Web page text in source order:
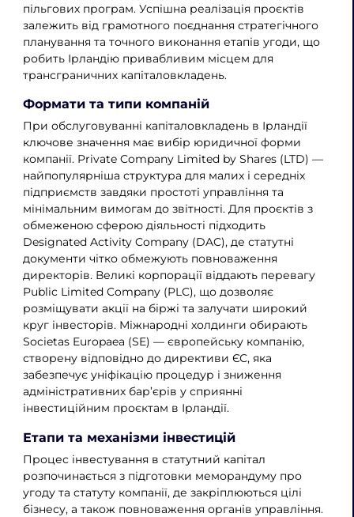
пільгових програм. Успішна реалізація проєктів
залежить від грамотного поєднання стратегічного
планування та точного виконання етапів угоди, що
робить Ірландію привабливим місцем для
трансграничних капіталовкладень.
Формати та типи компаній
При обслуговуванні капіталовкладень в Ірландії
ключове значення має вибір юридичної форми
компанії. Private Company Limited by Shares (LTD) —
найпопулярніша структура для малих і середніх
підприємств завдяки простоті управління та
мінімальним вимогам до звітності. Для проєктів з
обмеженою сферою діяльності підходить
Designated Activity Company (DAC), де статутні
документи чітко обмежують повноваження
директорів. Великі корпорації віддають перевагу
Public Limited Company (PLC), що дозволяє
розміщувати акції на біржі та залучати широкий
круг інвесторів. Міжнародні холдинги обирають
Societas Europaea (SE) — європейську компанію,
створену відповідно до директиви ЄС, яка
забезпечує уніфікацію процедур і зниження
адміністративних бар’єрів у сприянні
інвестиційним проєктам в Ірландії.
Етапи та механізми інвестицій
Процес інвестування в статутний капітал
розпочинається з підготовки меморандуму про
угоду та статуту компанії, де закріплюються цілі
бізнесу, а також повноваження органів управління.